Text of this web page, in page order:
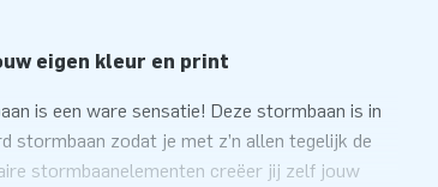
eigen kleur en print
is een ware sensatie! Deze stormbaan is in
stormbaan zodat je met z’n allen tegelijk de
stormbaanelementen creëer jij zelf jouw